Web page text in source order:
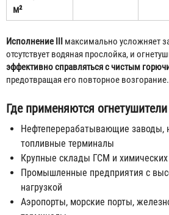
м²
Исполнение III максимально усложняет
отсутствует водяная прослойка, и
эффективно справляться с чистым
предотвращая его повторное возгорание.
Где применяются
Нефтеперерабатывающие заводы,
топливные терминалы
Крупные склады ГСМ и
Промышленные предприятия с
нагрузкой
Аэропорты, морские порты,